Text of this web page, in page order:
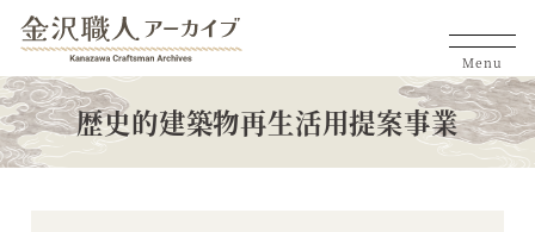
Menu
歴史的建築物再生活用提案事業